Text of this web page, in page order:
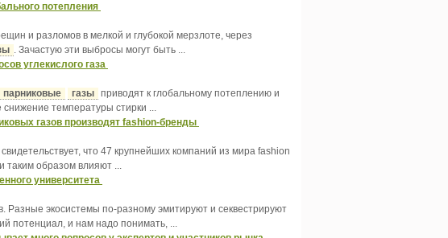
потепления
и разломов в мелкой и глубокой мерзлоте, через
. Зачастую эти выбросы могут быть ...
углекислого газа
парниковые газы приводят к глобальному потеплению и
температуры стирки ...
газов производят fashion-бренды
что 47 крупнейших компаний из мира fashion
таким образом влияют ...
университета
Разные экосистемы по-разному эмитируют и секвестрируют
потенциал, и нам надо понимать, ...